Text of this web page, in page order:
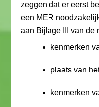
zeggen dat er eerst
een MER
aan Bijlage III van de
kenmerken
plaats van
kenmerken